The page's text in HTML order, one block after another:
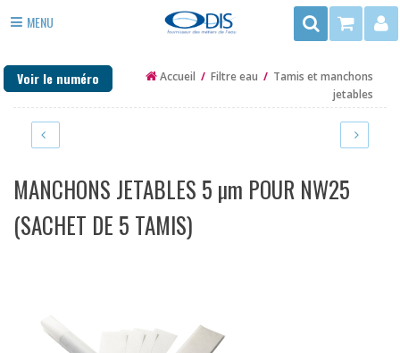
Trégor
35140
Voir le numéro
Rechercher
MENU
ADOUCISSEUR EAU
ANTI TARTRE
FILTRE EAU
DÉSINFECTION
EAU DE PUITS ET FORAGE
Accueil / Filtre eau / Tamis et manchons
jetables
MANCHONS JETABLES 5 µm POUR NW25
(SACHET DE 5 TAMIS)